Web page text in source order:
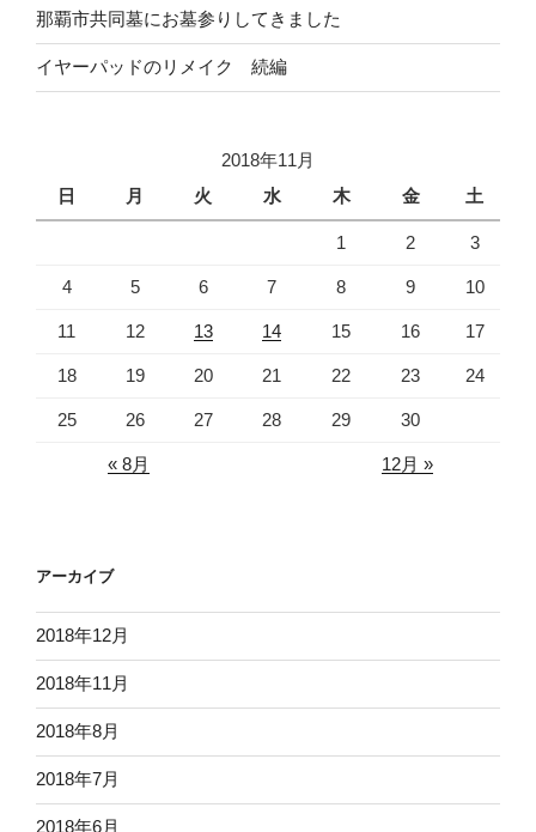
那覇市共同墓にお墓参りしてきました
イヤーパッドのリメイク 続編
2018年11月
日
月 火 水 木 金 土
1 2 3
4 5 6 7 8 9 10
11 12 13 14 15 16 17
18 19 20 21 22 23 24
25 26 27 28 29 30
« 8月 12月 »
アーカイブ
2018年12月
2018年11月
2018年8月
2018年7月
2018年6月